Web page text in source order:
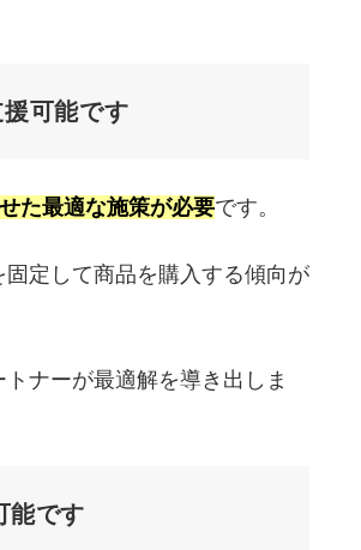
可能です
た最適な施策が必要です。
定して商品を購入する傾向が
ナーが最適解を導き出しま
能です